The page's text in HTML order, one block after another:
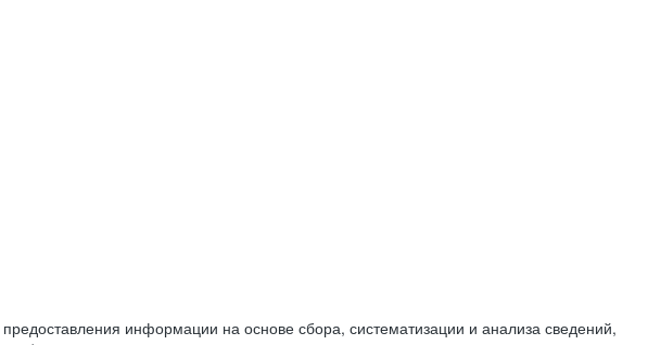
информации на основе сбора, систематизации и анализа сведений,